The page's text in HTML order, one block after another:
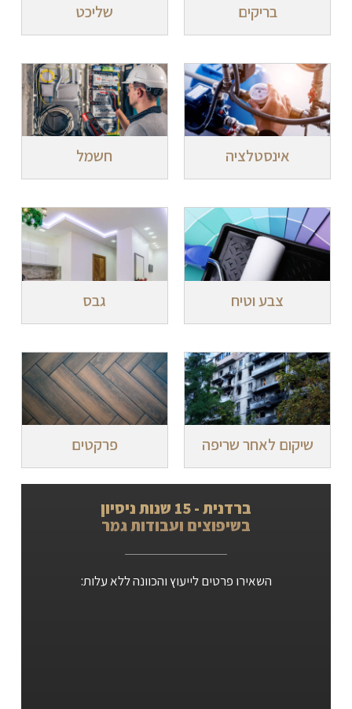
בריקים שליכט
אינסטלציה חשמל
צבע וטיח גבס
שיקום לאחר שריפה פרקטים
ברדנית - 15 שנות ניסיון
בשיפוצים ועבודות גמר
השאירו פרטים לייעוץ והכוונה ללא עלות: